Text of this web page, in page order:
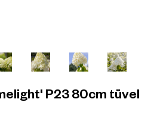
P23 80cm tüvel